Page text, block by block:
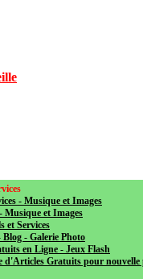
- Musique et Images
Musique et Images
et Services
- Galerie Photo
en Ligne - Jeux Flash
d'Articles Gratuits pour